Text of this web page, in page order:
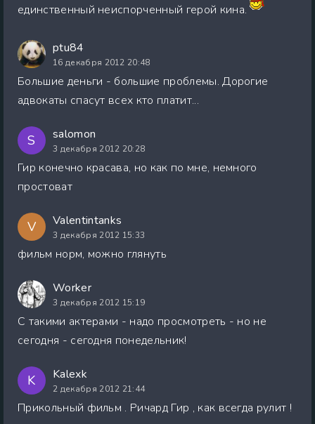
единственный неиспорченный герой кина.
ptu84
16 декабря 2012 20:48
Большие деньги - большие проблемы. Дорогие
адвокаты спасут всех кто платит...
S salomon
3 декабря 2012 20:28
Гир конечно красава, но как по мне, немного
простоват
V Valentintanks
3 декабря 2012 15:33
фильм норм, можно глянуть
Worker
3 декабря 2012 15:19
С такими актерами - надо просмотреть - но не
сегодня - сегодня понедельник!
K Kalexk
2 декабря 2012 21:44
Прикольный фильм . Ричард Гир , как всегда рулит !